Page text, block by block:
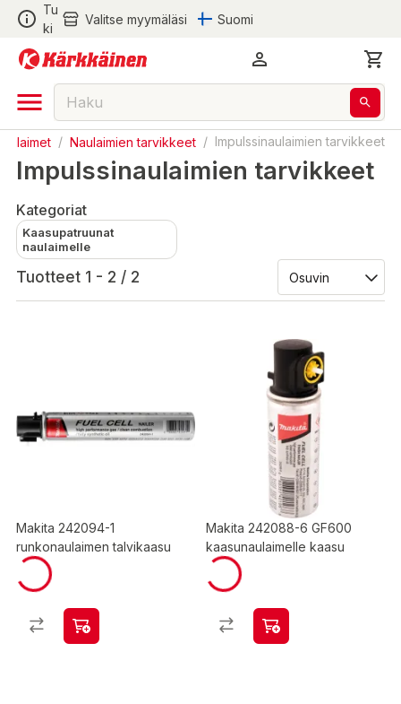
Tu
ki
Valitse myymäläsi Suomi
/ Naulaimien tarvikkeet / Impulssinaulaimien tarvikkeet
Impulssinaulaimien tarvikkeet
Kategoriat
Kaasupatruunat
naulaimelle
Tuotteet 1 - 2 / 2
Makita 242094-1
runkonaulaimen talvikaasu
Makita 242088-6 GF600
kaasunaulaimelle kaasu